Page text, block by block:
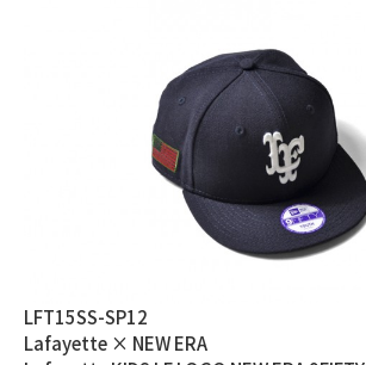
LFT15SS-SP12
Lafayette × NEW ERA